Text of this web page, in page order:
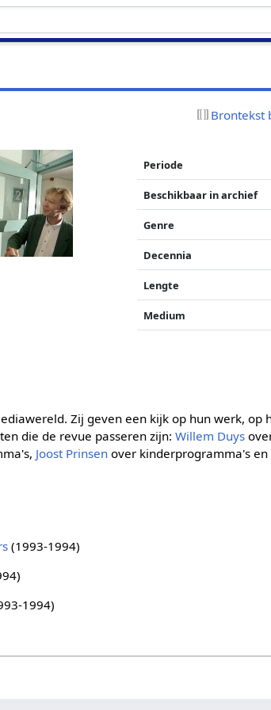
Brontekst
Periode
Beschikbaar in archief
Genre
Decennia
Lengte
Medium
Zij geven een kijk op hun werk, op
die de revue passeren zijn:Willem Duys
Joost Prinsen over kinderprogramma's en
(1993-1994)
1994)